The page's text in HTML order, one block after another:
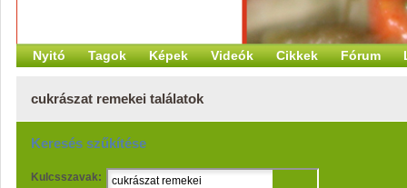
Nyitó Tagok Képek Videók Cikkek Fórum
cukrászat remekei találatok
Keresés szűkítése
Kulcsszavak: